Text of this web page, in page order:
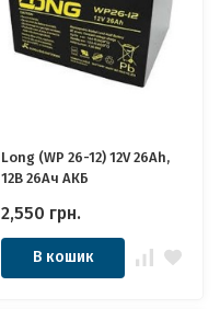
Long (WP 26-12) 12V 26Ah,
12В 26Ач АКБ
2,550 грн.
В кошик